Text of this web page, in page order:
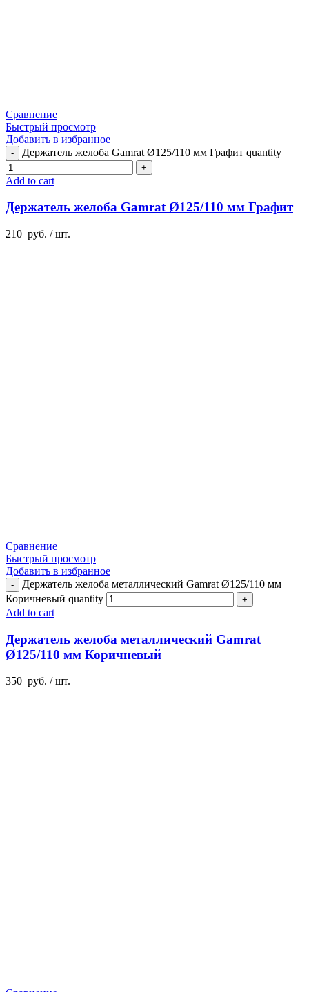
Сравнение
Быстрый просмотр
Добавить в избранное
Держатель желоба Gamrat Ø125/110 мм Графит quantity
Add to cart
Держатель желоба Gamrat Ø125/110 мм Графит
210 руб. / шт.
Сравнение
Быстрый просмотр
Добавить в избранное
Держатель желоба металлический Gamrat Ø125/110 мм
Коричневый quantity
Add to cart
Держатель желоба металлический Gamrat
Ø125/110 мм Коричневый
350 руб. / шт.